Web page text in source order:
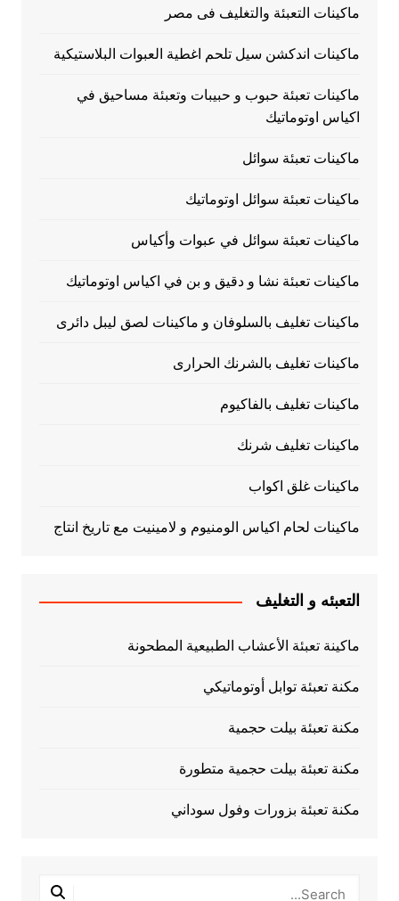
ماكينات التعبئة والتغليف فى مصر
ماكينات اندكشن سيل تلحم اغطية العبوات البلاستيكية
ماكينات تعبئة حبوب و حبيبات وتعبئة مساحيق في
اكياس اوتوماتيك
ماكينات تعبئة سوائل
ماكينات تعبئة سوائل اوتوماتيك
ماكينات تعبئة سوائل في عبوات وأكياس
ماكينات تعبئة نشا و دقيق و بن في اكياس اوتوماتيك
ماكينات تغليف بالسلوفان و ماكينات لصق ليبل دائرى
ماكينات تغليف بالشرنك الحرارى
ماكينات تغليف بالفاكيوم
ماكينات تغليف شرنك
ماكينات غلق اكواب
ماكينات لحام اكياس الومنيوم و لامينيت مع تاريخ انتاج
التعبئه و التغليف
ماكينة تعبئة الأعشاب الطبيعية المطحونة
مكنة تعبئة توابل أوتوماتيكي
مكنة تعبئة بيلت حجمية
مكنة تعبئة بيلت حجمية متطورة
مكنة تعبئة بزورات وفول سوداني